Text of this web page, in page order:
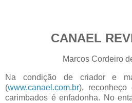
CANAEL
Marcos Cordeiro
Na condição de criador e
(www.canael.com.br),
carimbados é enfadonha. No